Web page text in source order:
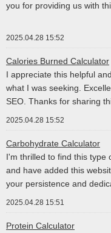
you for providing us with
2025.04.28 15:52
Calories Burned Calculator
I appreciate this helpful
what I was seeking.
SEO. Thanks for sharing
2025.04.28 15:52
Carbohydrate Calculator
I'm thrilled to find this type
and have added this
your persistence and
2025.04.28 15:51
Protein Calculator